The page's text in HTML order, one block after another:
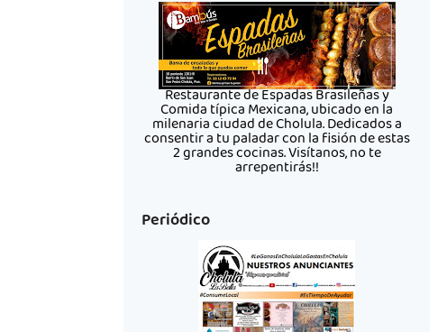
Restaurante de Espadas Brasileñas y
Comida típica Mexicana, ubicado en la
milenaria ciudad de Cholula. Dedicados a
consentir a tu paladar con la fisión de estas
2 grandes cocinas. Visítanos, no te
arrepentirás!!
Periódico